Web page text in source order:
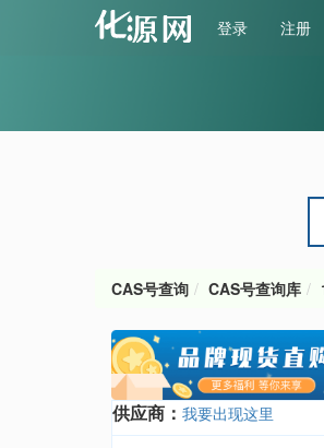
登录 注册
CAS号查询 CAS号查询库
供应商： 我要出现这里